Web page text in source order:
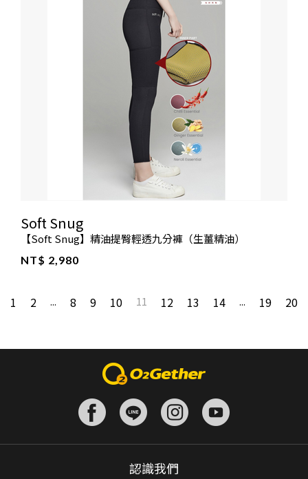
Soft Snug
【Soft Snug】精油提臀輕透九分褲（生薑精油）
NT$ 2,980
1 2 ... 8 9 10 11 12 13 14 ... 19 20
認識我們